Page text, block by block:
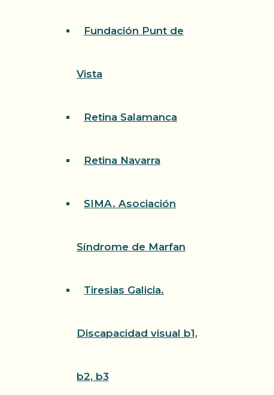
Fundación Punt de
Vista
Retina Salamanca
Retina Navarra
SIMA. Asociación
Síndrome de Marfan
Tiresias Galicia.
Discapacidad visual b1,
b2, b3